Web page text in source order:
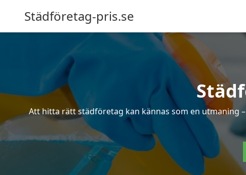
Städföretag-pris.se
Att hitta rätt städföretag kan kännas som en utmaning